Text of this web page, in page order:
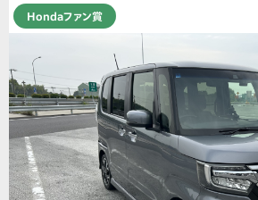
Hondaファン賞